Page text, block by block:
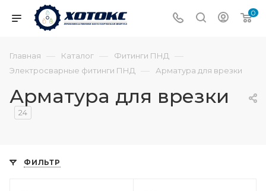
0
Главная — Каталог — Фитинги ПНД —
Электросварные фитинги ПНД — Арматура для врезки
Арматура для врезки
24
ФИЛЬТР